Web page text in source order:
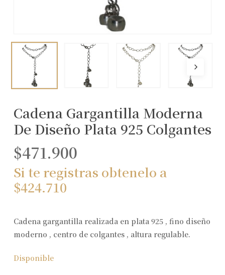
Cadena Gargantilla Moderna
De Diseño Plata 925 Colgantes
$471.900
Si te registras obtenelo a
$424.710
Cadena gargantilla realizada en plata 925 , fino diseño
moderno , centro de colgantes , altura regulable.
Disponible